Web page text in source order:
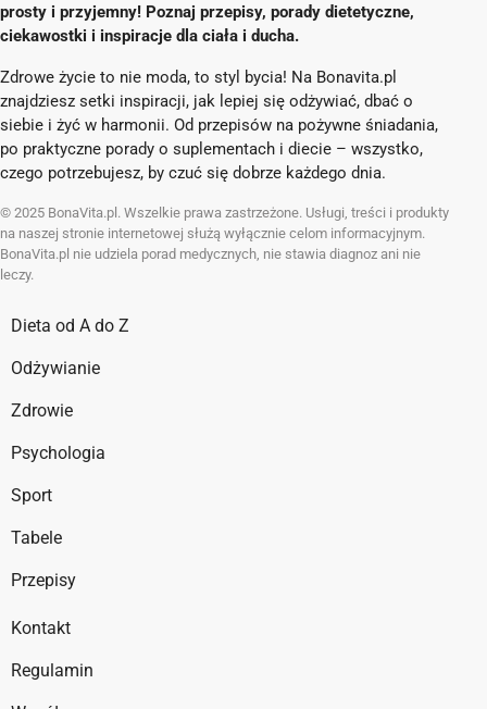
prosty i przyjemny! Poznaj przepisy, porady dietetyczne,
ciekawostki i inspiracje dla ciała i ducha.
Zdrowe życie to nie moda, to styl bycia! Na Bonavita.pl
znajdziesz setki inspiracji, jak lepiej się odżywiać, dbać o
siebie i żyć w harmonii. Od przepisów na pożywne śniadania,
po praktyczne porady o suplementach i diecie – wszystko,
czego potrzebujesz, by czuć się dobrze każdego dnia.
© 2025 BonaVita.pl. Wszelkie prawa zastrzeżone. Usługi, treści i produkty
na naszej stronie internetowej służą wyłącznie celom informacyjnym.
BonaVita.pl nie udziela porad medycznych, nie stawia diagnoz ani nie
leczy.
Dieta od A do Z
Odżywianie
Zdrowie
Psychologia
Sport
Tabele
Przepisy
Kontakt
Regulamin